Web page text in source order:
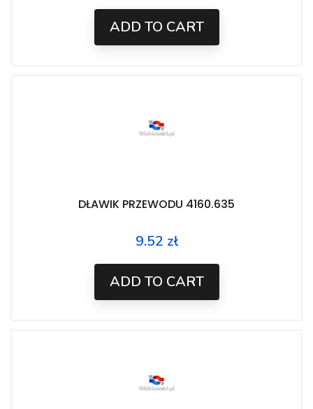
ADD TO CART
DŁAWIK PRZEWODU 4160.635
Price
9.52 zł
ADD TO CART